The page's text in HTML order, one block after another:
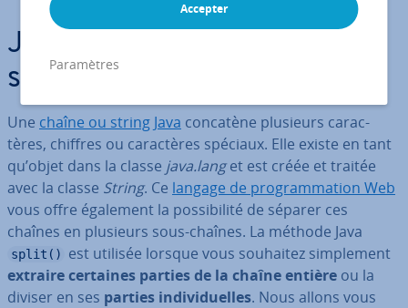
Java String
sert la méthode ?
Une chaîne ou string Java concatène plusieurs ca­rac­
tères, chiffres ou ca­rac­tères spéciaux. Elle existe en tant
qu’objet dans la classe java.langet est créée et traitée
avec la classe String. Ce langage de pro­gram­ma­tion Web
vous offre également la pos­si­bi­lité de séparer ces
chaînes en plusieurs sous-chaînes. La méthode Java
split()
est utilisée lorsque vous souhaitez sim­ple­ment
extraire certaines parties de la chaîne entière ou la
diviser en ses parties in­di­vi­duelles. Nous allons vous
Accepter
Paramètres